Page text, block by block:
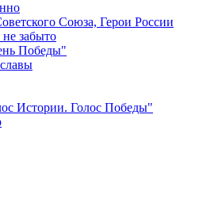
Союза, Герои России
забыто
Победы"
Истории. Голос Победы"